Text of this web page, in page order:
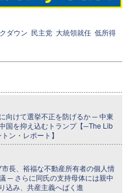
ダウン 民主党 大統領就任 低所得
向けて選挙不正を防げるか ─ 中東
国を抑え込むトランプ【─The Lib
ン・レポート】
長、裕福な不動産所有者の個人情
─ さらに同氏の支持母体には親中
込み、共産主義へばく進